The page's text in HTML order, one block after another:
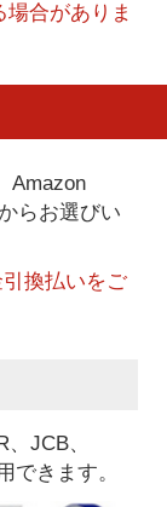
合がありま
Amazon
からお選びい
換払いをご
JCB、
できます。